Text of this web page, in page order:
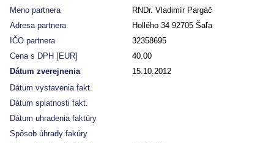
Meno partnera
RNDr. Vladimír Pargáč
Adresa partnera
Hollého 34 92705 Šaľa
IČO partnera
32358695
Cena s DPH [EUR]
40.00
Dátum zverejnenia
15.10.2012
Dátum vystavenia fakt.
Dátum splatnosti fakt.
Dátum uhradenia faktúry
Spôsob úhrady fakúry